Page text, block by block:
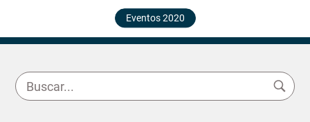
Eventos 2020
5 diciembre 2020